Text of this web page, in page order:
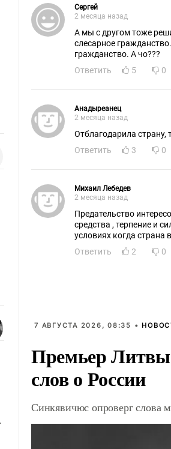
Сергей
2 месяца назад
А мы с другом тоже
слесарное
гражданство. А чо???
Ответить
5 0
Анадыреанец
2 месяца назад
Отблагодарила страну,
Ответить
3 0
Михаил Лебедев
2 месяца назад
Предательство
средства , терпение и
условиях когда страна
Ответить
2 0
7 АВГУСТА 2026, 08:35 •
Премьер Литвы
слов о России
Синкявичюс опроверг слова